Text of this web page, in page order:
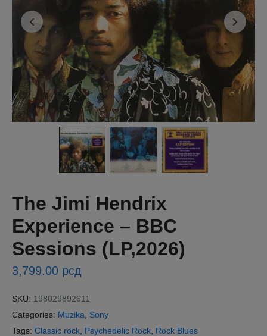
The Jimi Hendrix
Experience – BBC
Sessions (LP,2026)
3,799.00 рсд
SKU: 198029892611
Categories: Muzika
Sony
Tags: Classic rock Psychedelic Rock Rock Blues